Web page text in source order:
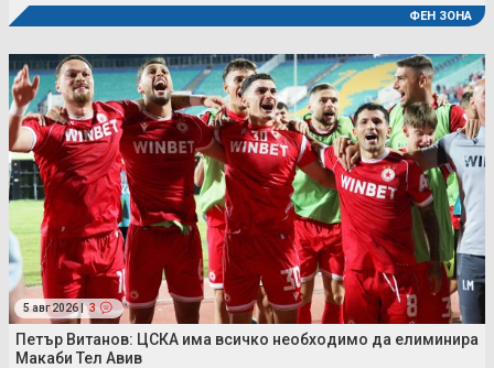
ФЕН ЗОНА
5 авг 2026 | 3
Петър Витанов: ЦСКА има всичко необходимо да елиминира
Макаби Тел Авив